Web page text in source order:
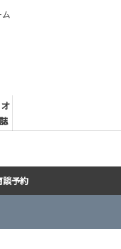
オ
談予約